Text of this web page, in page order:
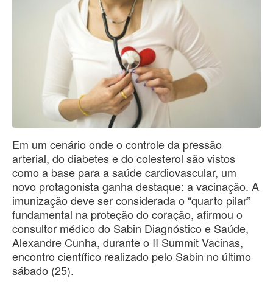
Em um cenário onde o controle da pressão
arterial, do diabetes e do colesterol são vistos
como a base para a saúde cardiovascular, um
novo protagonista ganha destaque: a vacinação. A
imunização deve ser considerada o “quarto pilar”
fundamental na proteção do coração, afirmou o
consultor médico do Sabin Diagnóstico e Saúde,
Alexandre Cunha, durante o II Summit Vacinas,
encontro científico realizado pelo Sabin no último
sábado (25).